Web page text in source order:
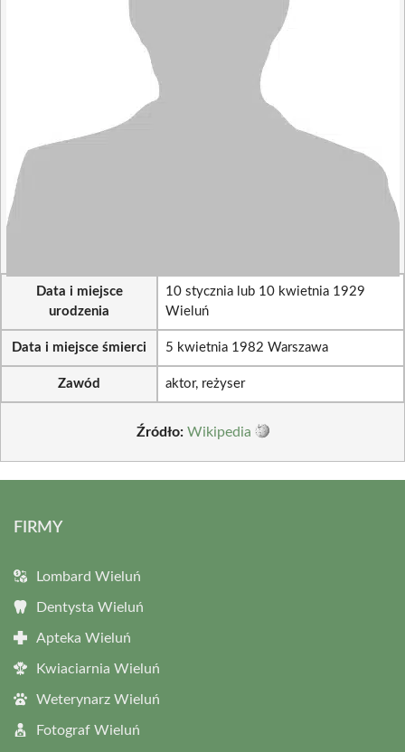
Data i miejsce
urodzenia
10 stycznia lub 10 kwietnia 1929
Wieluń
Data i miejsce śmierci 5 kwietnia 1982 Warszawa
Zawód aktor, reżyser
Źródło: Wikipedia
FIRMY
Lombard Wieluń
Dentysta Wieluń
Apteka Wieluń
Kwiaciarnia Wieluń
Weterynarz Wieluń
Fotograf Wieluń